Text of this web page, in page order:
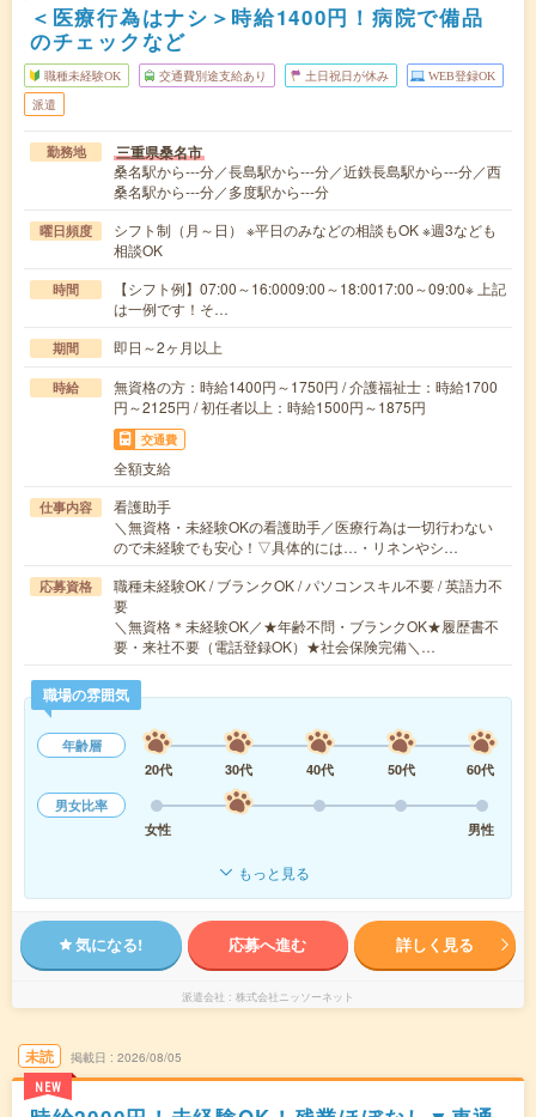
＜医療行為はナシ＞時給1400円！病院で備品
のチェックなど
職種未経験OK 交通費別途支給あり 土日祝日が休み WEB登録OK
派遣
勤務地 三重県桑名市
桑名駅から---分／長島駅から---分／近鉄長島駅から---分／西
桑名駅から---分／多度駅から---分
曜日頻度
シフト制（月～日） ※平日のみなどの相談もOK ※週3なども
相談OK
時間
【シフト例】07:00～16:0009:00～18:0017:00～09:00※ 上記
は一例です！そ…
期間 即日～2ヶ月以上
時給
無資格の方：時給1400円～1750円 / 介護福祉士：時給1700
円～2125円 / 初任者以上：時給1500円～1875円
交通費
全額支給
仕事内容
看護助手
＼無資格・未経験OKの看護助手／医療行為は一切行わない
ので未経験でも安心！▽具体的には…・リネンやシ…
応募資格
職種未経験OK / ブランクOK / パソコンスキル不要 / 英語力不
要
＼無資格＊未経験OK／★年齢不問・ブランクOK★履歴書不
要・来社不要（電話登録OK）★社会保険完備＼…
職場の雰囲気
年齢層
20代
30代 40代 50代
60代
男女比率
女性
男性
もっと見る
気になる! 応募へ進む 詳しく見る
派遣会社 株式会社ニッソーネット
未読
NEW
掲載日 2026/08/05